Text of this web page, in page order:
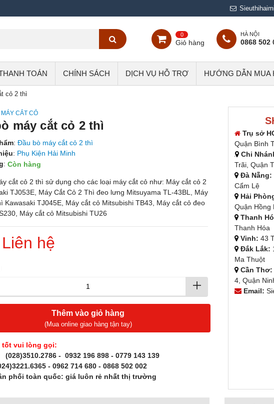
0
Giỏ hàng
HÀ NỘI
0868 502
TOÁN CHÍNH SÁCH DỊCH VỤ HỖ TRỢ HƯỚNG DẪN MUA
cỏ 2 thì
CẮT CỎ
máy cắt cỏ 2 thì
: Đầu bò máy cắt cỏ 2 thì
: Phụ Kiện Hải Minh
: Còn hàng
cắt cỏ 2 thì sử dụng cho các loại máy cắt cỏ như: Máy cắt cỏ 2
TJ053E, Máy Cắt Cỏ 2 Thì đeo lưng Mitsuyama TL-43BL, Máy
Kawasaki TJ045E, Máy cắt cỏ Mitsubishi TB43, Máy cắt cỏ đeo
Máy cắt cỏ Mitsubishi TU26
hệ
Thêm vào giỏ hàng
(Mua online giao hàng tận tay)
tốt vui lòng gọi:
(028)3510.2786- 0932 196 898 - 0779 143 139
- 0962 714 680 - 0868 502 002
phối toàn quốc: giá luôn rẻ nhất thị trường
Trụ sở
Quận Bình
Chi
Trãi, Quận
Đà Nẵng:
Cẩm Lệ
Hải
Quận Hồng
Thanh
Thanh Hóa
Vinh:43
Đắk Lắk:
Ma Thuột
Cần Thơ:
4, Quận
Email: